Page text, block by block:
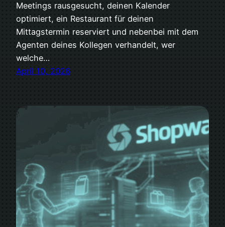
Meetings rausgesucht, deinen Kalender
optimiert, ein Restaurant für deinen
Mittagstermin reserviert und nebenbei mit dem
Agenten deines Kollegen verhandelt, wer
welche…
April 10, 2026